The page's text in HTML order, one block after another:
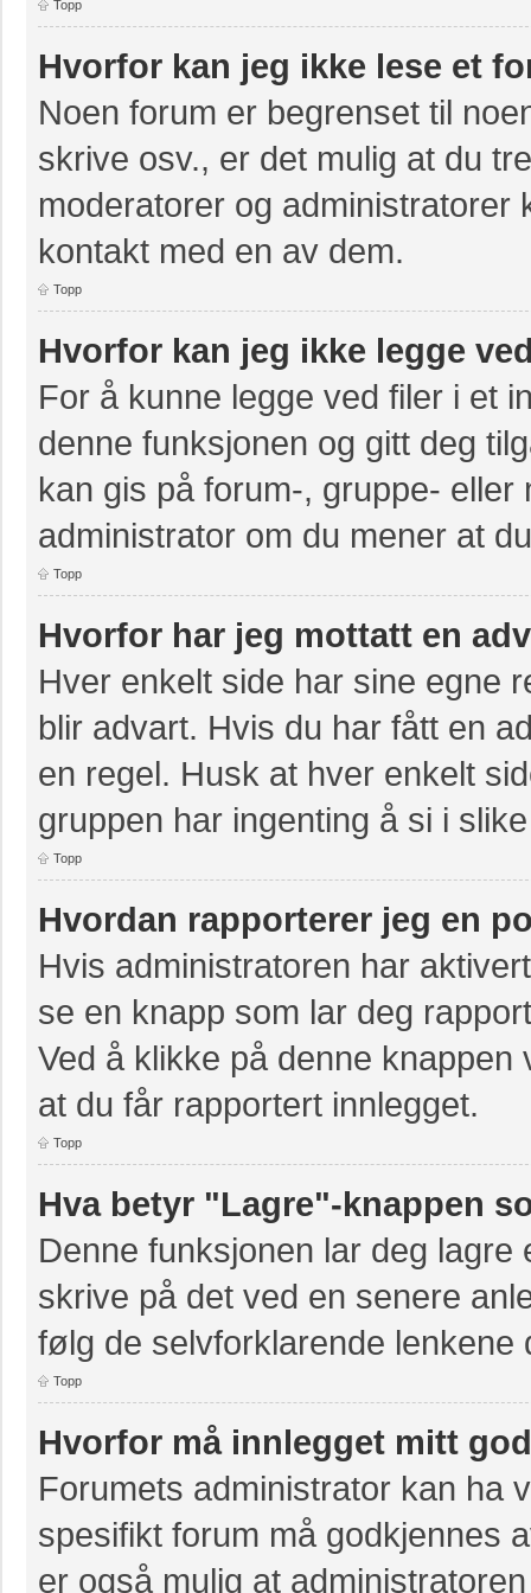
Topp
Hvorfor kan jeg ikke lese et
Noen forum er begrenset til
skrive osv., er det mulig at du
moderatorer og administratorer
kontakt med en av dem.
Topp
Hvorfor kan jeg ikke legge
For å kunne legge ved filer i et
denne funksjonen og gitt deg
kan gis på forum-, gruppe-
administrator om du mener at
Topp
Hvorfor har jeg mottatt en
Hver enkelt side har sine egne
blir advart. Hvis du har fått en
en regel. Husk at hver enkelt
gruppen har ingenting å si i
Topp
Hvordan rapporterer jeg en
Hvis administratoren har
se en knapp som lar deg
Ved å klikke på denne
at du får rapportert innlegget.
Topp
Hva betyr "Lagre"-knappen
Denne funksjonen lar deg
skrive på det ved en senere
følg de selvforklarende lenkene
Topp
Hvorfor må innlegget mitt
Forumets administrator kan ha
spesifikt forum må godkjennes
er også mulig at